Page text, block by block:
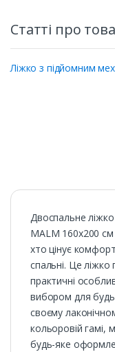
Статті про
Ліжко з підйомним
Двоспальне
MALM 160х200
хто цінує комфорт
спальні. Це ліжко
практичні
вибором для
своєму
кольоровій гамі,
будь-яке